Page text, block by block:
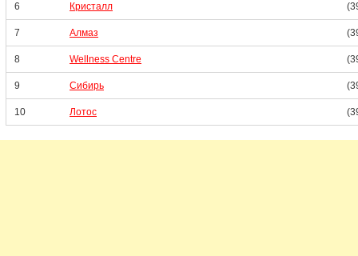
6 Кристалл
7 Алмаз
8 Wellness Centre
9 Сибирь
10 Лотос